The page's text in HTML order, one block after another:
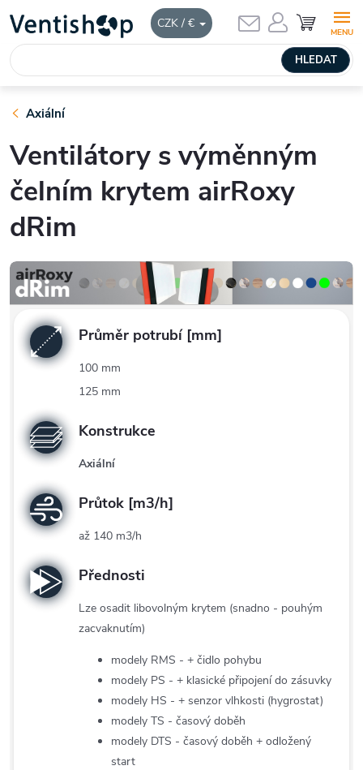
CZK / €
obsah
HLEDAT
Axiální
Ventilátory s výměnným
čelním krytem airRoxy
dRim
Průměr potrubí [mm]
100 mm
125 mm
Konstrukce
Axiální
Průtok [m3/h]
až 140 m3/h
Přednosti
Lze osadit libovolným krytem (snadno - pouhým
zacvaknutím)
modely RMS - + čidlo pohybu
modely PS - + klasické připojení do zásuvky
modely HS - + senzor vlhkosti (hygrostat)
modely TS - časový doběh
modely DTS - časový doběh + odložený
start